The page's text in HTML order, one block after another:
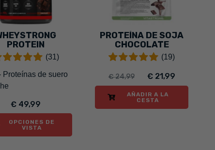
PROTEIN
(31)
Proteínas de suero
€ 49,99
OPCIONES DE
VISTA
PROTEÍNA DE SOJA
CHOCOLATE
(19)
€ 24,99 € 21,99
AÑADIR A LA
CESTA